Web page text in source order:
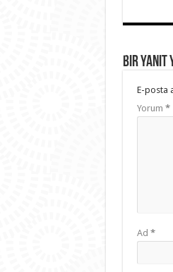
Bir yanıt
E-posta
Yorum *
Ad *